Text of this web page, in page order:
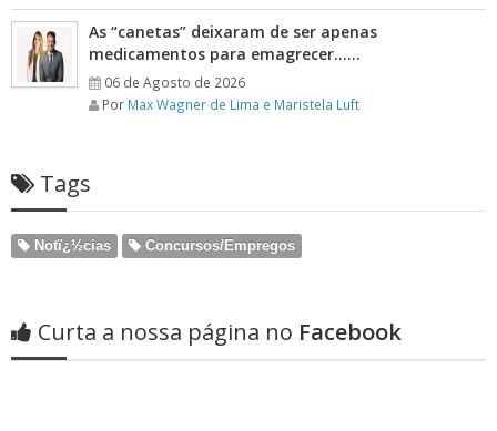
As “canetas” deixaram de ser apenas
medicamentos para emagrecer……
06 de Agosto de 2026
Por Max Wagner de Lima e Maristela Luft
Tags
Notï¿½cias Concursos/Empregos
Curta a nossa página no Facebook